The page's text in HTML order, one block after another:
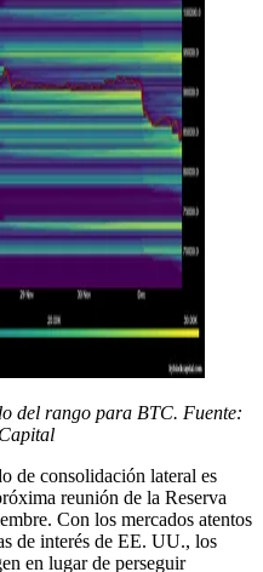
del rango para BTC. Fuente:
de consolidación lateral es
reunión de la Reserva
Con los mercados atentos
de interés de EE. UU., los
en lugar de perseguir